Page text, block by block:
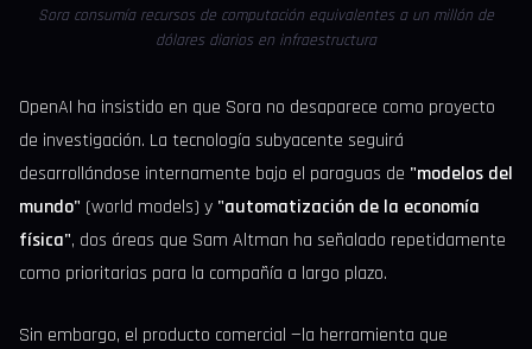
Sora consumía recursos de computación equivalentes a un millón de
dólares diarios en infraestructura
OpenAI ha insistido en que Sora no desaparece como proyecto
de investigación. La tecnología subyacente seguirá
desarrollándose internamente bajo el paraguas de "modelos del
mundo" (world models) y "automatización de la economía
física", dos áreas que Sam Altman ha señalado repetidamente
como prioritarias para la compañía a largo plazo.
Sin embargo, el producto comercial —la herramienta que